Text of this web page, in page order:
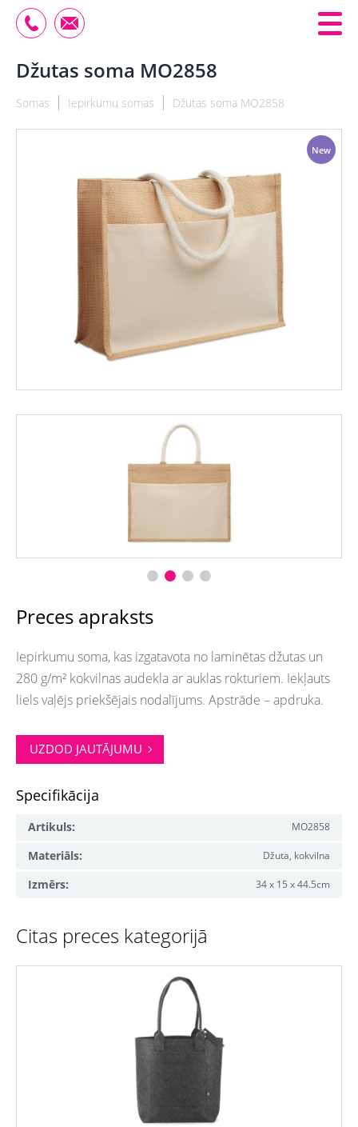
Džutas soma MO2858
Somas Iepirkumu somas Džutas soma MO2858
New
Preces apraksts
Iepirkumu soma, kas izgatavota no laminētas džutas un
280 g/m² kokvilnas audekla ar auklas rokturiem. Iekļauts
liels vaļējs priekšējais nodalījums. Apstrāde – apdruka.
UZDOD JAUTĀJUMU
Specifikācija
Artikuls: MO2858
Materiāls: Džuta, kokvilna
Izmērs: 34 x 15 x 44.5cm
Citas preces kategorijā